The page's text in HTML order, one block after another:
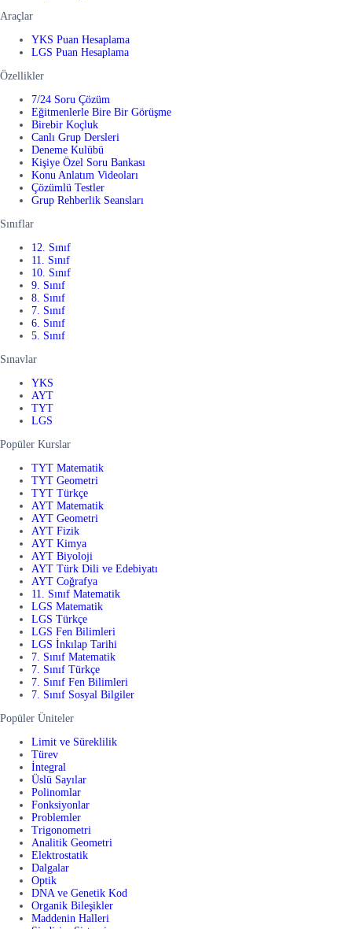
Araçlar
YKS Puan Hesaplama
LGS Puan Hesaplama
Özellikler
7/24 Soru Çözüm
Eğitmenlerle Bire Bir Görüşme
Birebir Koçluk
Canlı Grup Dersleri
Deneme Kulübü
Kişiye Özel Soru Bankası
Konu Anlatım Videoları
Çözümlü Testler
Grup Rehberlik Seansları
Sınıflar
12. Sınıf
11. Sınıf
10. Sınıf
9. Sınıf
8. Sınıf
7. Sınıf
6. Sınıf
5. Sınıf
Sınavlar
YKS
AYT
TYT
LGS
Popüler Kurslar
TYT Matematik
TYT Geometri
TYT Türkçe
AYT Matematik
AYT Geometri
AYT Fizik
AYT Kimya
AYT Biyoloji
AYT Türk Dili ve Edebiyatı
AYT Coğrafya
11. Sınıf Matematik
LGS Matematik
LGS Türkçe
LGS Fen Bilimleri
LGS İnkılap Tarihi
7. Sınıf Matematik
7. Sınıf Türkçe
7. Sınıf Fen Bilimleri
7. Sınıf Sosyal Bilgiler
Popüler Üniteler
Limit ve Süreklilik
Türev
İntegral
Üslü Sayılar
Polinomlar
Fonksiyonlar
Problemler
Trigonometri
Analitik Geometri
Elektrostatik
Dalgalar
Optik
DNA ve Genetik Kod
Organik Bileşikler
Maddenin Halleri